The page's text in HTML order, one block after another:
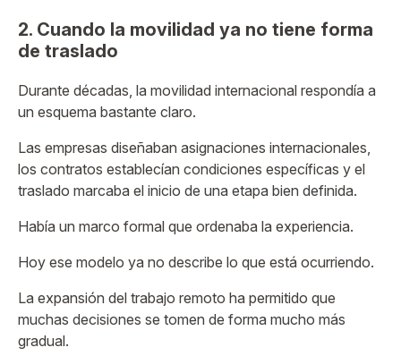
2. Cuando la movilidad ya no tiene forma
de traslado
Durante décadas, la movilidad internacional respondía a
un esquema bastante claro.
Las empresas diseñaban asignaciones internacionales,
los contratos establecían condiciones específicas y el
traslado marcaba el inicio de una etapa bien definida.
Había un marco formal que ordenaba la experiencia.
Hoy ese modelo ya no describe lo que está ocurriendo.
La expansión del trabajo remoto ha permitido que
muchas decisiones se tomen de forma mucho más
gradual.